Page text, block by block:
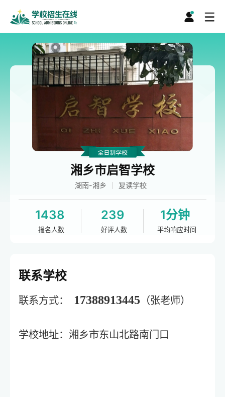
湘乡市启智学校
湖南-湘乡 复读学校
1438
报名人数
239
好评人数
1分钟
平均响应时间
联系学校
联系方式： 17388913445 （张老师）
学校地址：湘乡市东山北路南门口